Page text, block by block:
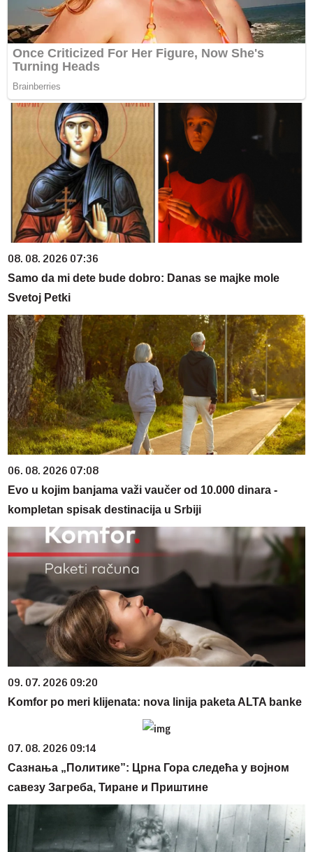
08. 08. 2026 07:36
Samo da mi dete bude dobro: Danas se majke mole
Svetoj Petki
06. 08. 2026 07:08
Evo u kojim banjama važi vaučer od 10.000 dinara -
kompletan spisak destinacija u Srbiji
09. 07. 2026 09:20
Komfor po meri klijenata: nova linija paketa ALTA banke
07. 08. 2026 09:14
Сазнања „Политике”: Црна Гора следећа у војном
савезу Загреба, Тиране и Приштине